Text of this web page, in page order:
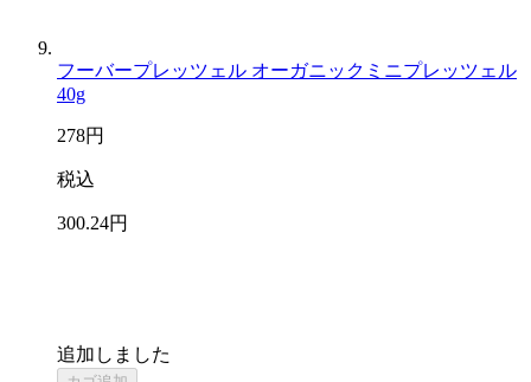
フーバープレッツェル オーガニックミニプレッツェル
40g
278円
税込
300.24円
追加しました